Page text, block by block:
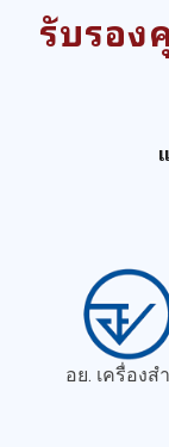
รับรอง
อย. เครื่องส